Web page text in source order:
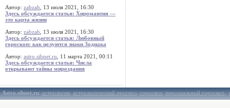
Автор: zabzab , 13 июля 2021, 16:30
Здесь обсуждается статья: Хиромантия —
это карта жизни
Автор: zabzab , 13 июля 2021, 16:30
Здесь обсуждается статья: Любовный
гороскоп: как целуются знаки Зодиака
Автор: astro.sibnet.ru , 11 марта 2021, 00:11
Здесь обсуждается статья: Числа
открывают тайны мироздания
Astro.sibnet.ru:астрология,астрологический прогноз,гороскоп,персональный гороскоп,